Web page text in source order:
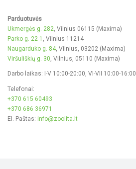
Parduotuvės
Ukmergės g. 282, Vilnius 06115 (Maxima)
Parko g. 22-1 , Vilnius 11214
Naugarduko g. 84, Vilnius, 03202 (Maxima)
Viršuliškių g. 30, Vilnius, 05110 (Maxima)
Darbo laikas: I-V 10:00-20:00, VI-VII 10:00-16:00
Telefonai:
+370 615 60493
+370 686 36971
El. Paštas: info@zoolita.lt